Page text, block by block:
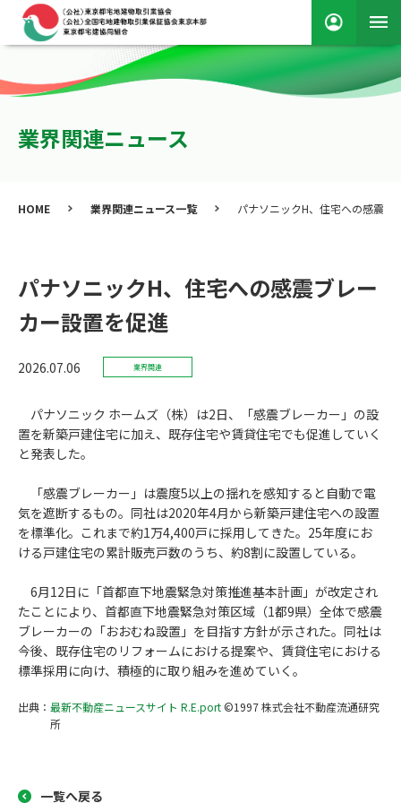
業界関連ニュース
HOME 業界関連ニュース一覧 パナソニックH、住宅への感震ブ
パナソニックH、住宅への感震ブレー
カー設置を促進
2026.07.06 業界関連
パナソニック ホームズ（株）は2日、「感震ブレーカー」の設
置を新築戸建住宅に加え、既存住宅や賃貸住宅でも促進していく
と発表した。
「感震ブレーカー」は震度5以上の揺れを感知すると自動で電
気を遮断するもの。同社は2020年4月から新築戸建住宅への設置
を標準化。これまで約1万4,400戸に採用してきた。25年度にお
ける戸建住宅の累計販売戸数のうち、約8割に設置している。
6月12日に「首都直下地震緊急対策推進基本計画」が改定され
たことにより、首都直下地震緊急対策区域（1都9県）全体で感震
ブレーカーの「おおむね設置」を目指す方針が示された。同社は
今後、既存住宅のリフォームにおける提案や、賃貸住宅における
標準採用に向け、積極的に取り組みを進めていく。
出典： 最新不動産ニュースサイト R.E.port ©1997 株式会社不動産流通研究
所
一覧へ戻る